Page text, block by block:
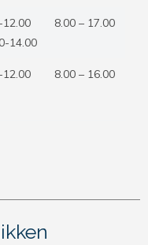
12.00
14.00
8.00 – 17.00
12.00 8.00 – 16.00